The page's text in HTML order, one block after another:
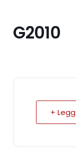
G2010
+